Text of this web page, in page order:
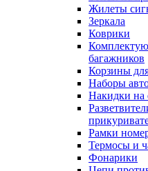
Жилеты
Зеркала
Коврики
багажников
Корзины
Наборы
Накидки на
Рамки
Термосы и
Фонарики